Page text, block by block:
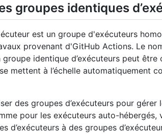
groupes identiques
est un groupe d'exécuteurs
provenant d'GitHub Actions. Le
identique d’exécuteurs peut
mettent à l’échelle automatiquement
des groupes d’exécuteurs pour gérer
pour les exécuteurs auto-
d’exécuteurs à des groupes